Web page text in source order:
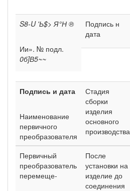
S8-U 'Ь$> Я°Н ®
Ии». № подл.
0б]В5~~
Подпись н
дата
Подпись и дата
Наименование
первичного
преобразователя
Стадия
сборки
изделия
основного
производства
Первичный
преобра­зователь
перемеще-
После
установки на
изделие до
соединения